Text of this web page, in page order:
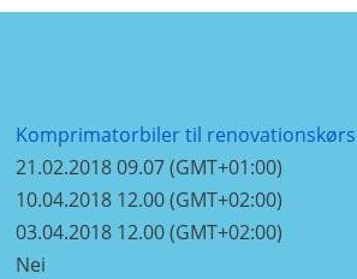
Komprimatorbiler til
21.02.2018 09.07 (GMT+01:00)
10.04.2018 12.00 (GMT+02:00)
03.04.2018 12.00 (GMT+02:00)
Nei